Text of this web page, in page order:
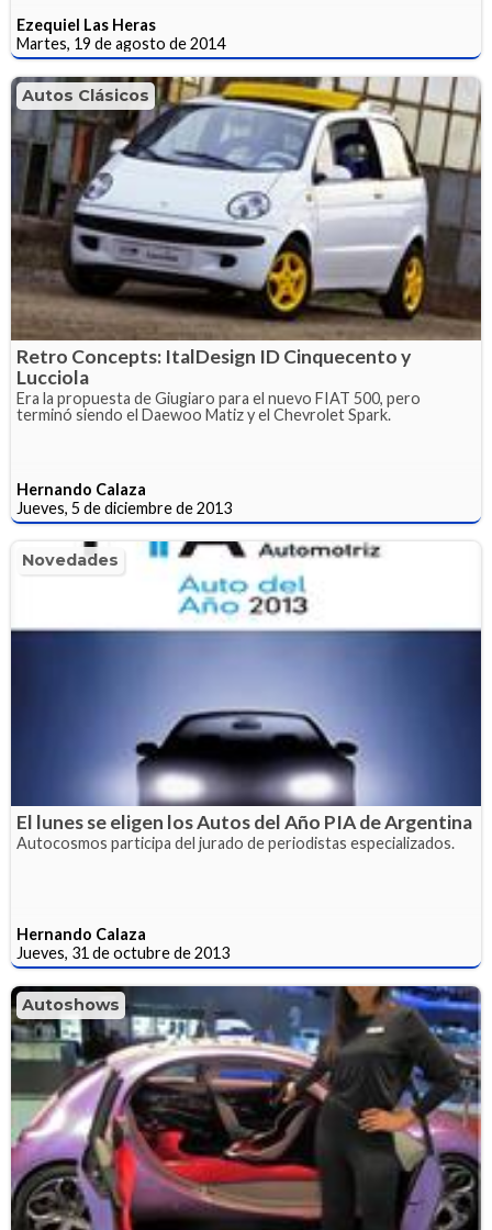
Ezequiel Las Heras
Martes, 19 de agosto de 2014
Autos Clásicos
Retro Concepts: ItalDesign ID Cinquecento y
Lucciola
Era la propuesta de Giugiaro para el nuevo FIAT 500, pero
terminó siendo el Daewoo Matiz y el Chevrolet Spark.
Hernando Calaza
Jueves, 5 de diciembre de 2013
Novedades
El lunes se eligen los Autos del Año PIA de Argentina
Autocosmos participa del jurado de periodistas especializados.
Hernando Calaza
Jueves, 31 de octubre de 2013
Autoshows